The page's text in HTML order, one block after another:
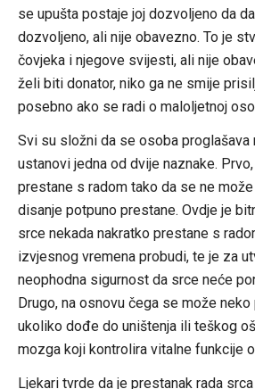
se upušta postaje joj dozvoljeno da
dozvoljeno, ali nije obavezno. To je
čovjeka i njegove svijesti, ali nije
želi biti donator, niko ga ne smije
posebno ako se radi o maloljetnoj
Svi su složni da se osoba proglašava
ustanovi jedna od dvije naznake.
prestane s radom tako da se ne
disanje potpuno prestane. Ovdje je
srce nekada nakratko prestane s
izvjesnog vremena probudi, te je za
neophodna sigurnost da srce neće
Drugo, na osnovu čega se može
ukoliko dođe do uništenja ili teškog
mozga koji kontrolira vitalne funkcije
Ljekari tvrde da je prestanak rada